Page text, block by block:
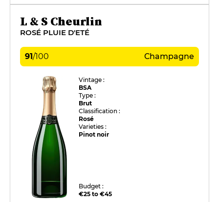
L & S Cheurlin
ROSÉ PLUIE D'ETÉ
91/100 Champagne
Vintage :
BSA
Type :
Brut
Classification :
Rosé
Varieties :
Pinot noir
Budget :
€25 to €45